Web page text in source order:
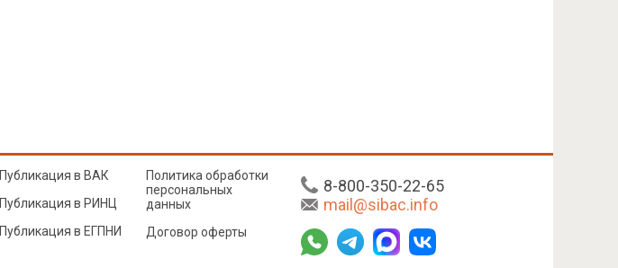
8-800-350-22-65
mail@sibac.info
Публикация в ВАК
Публикация в РИНЦ
Публикация в ЕГПНИ
Политика обработки
персональных
данных
Договор оферты